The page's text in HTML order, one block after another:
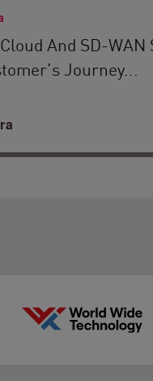
And SD-WAN
Journey...